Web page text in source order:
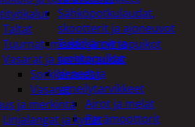
Sähköpotkulaudat,
skootterit ja ajoneuvot
Tukkikärryt ja
juontopulkat
Veneet ja
veneilytarvikkeet
Airot ja melat
Perämoottorit
Taltat
Tuurnat, meistit ja piirtopuikot
Vasarat ja sorkkaraudat
Sorkkaraudat
Vasarat
ja merkintä
Linjalangat ja kynät